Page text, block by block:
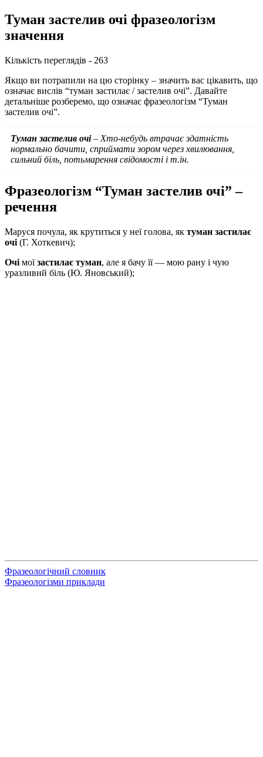
Туман застелив очі фразеологізм
значення
Кількість переглядів - 263
Якщо ви потрапили на цю сторінку – значить вас цікавить, що
означає вислів “туман застилає / застелив очі”. Давайте
детальніше розберемо, що означає фразеологізм “Туман
застелив очі”.
Туман застелив очі– Хто-небудь втрачає здатність
нормально бачити, сприймати зором через хвилювання,
сильний біль, потьмарення свідомості і т.ін.
Фразеологізм “Туман застелив очі” –
речення
Маруся почула, як крутиться у неї голова, як туман застилає
очі (Г. Хоткевич);
Очі моїзастилає туман, але я бачу її — мою рану і чую
уразливий біль (Ю. Яновський);
Фразеологічний словник
Фразеологізми приклади